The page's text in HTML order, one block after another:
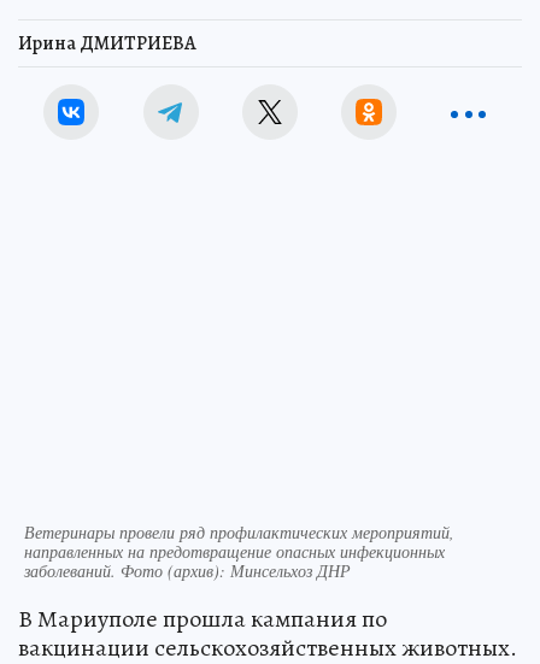
Ирина ДМИТРИЕВА
Ветеринары провели ряд профилактических мероприятий,
направленных на предотвращение опасных инфекционных
заболеваний. Фото (архив): Минсельхоз ДНР
В Мариуполе прошла кампания по
вакцинации сельскохозяйственных животных.